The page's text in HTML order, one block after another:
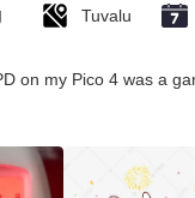
Tuvalu
on my Pico 4 was a